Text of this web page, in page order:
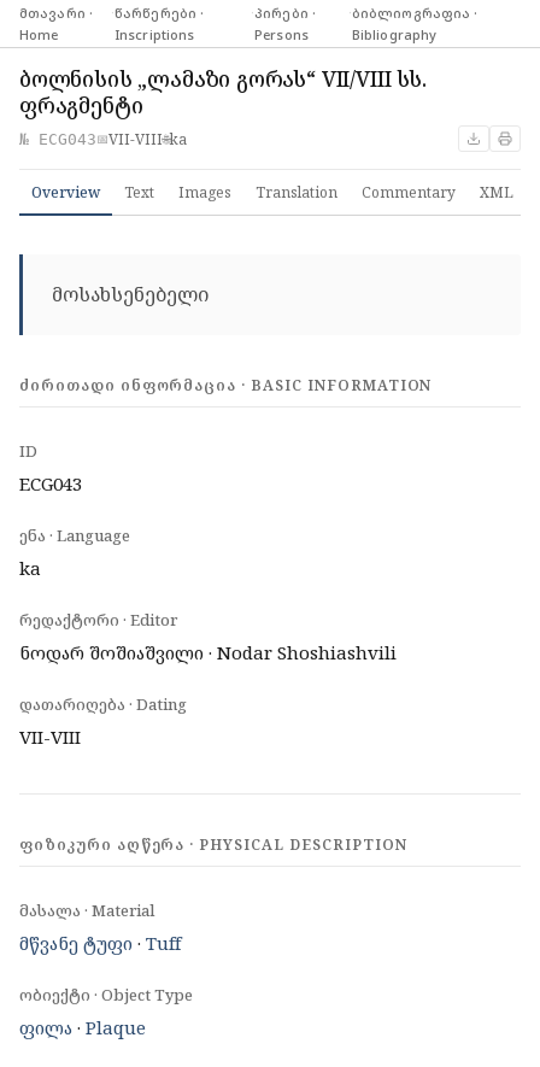
მთავარი ·
Home
·წარწერები ·
Inscriptions
·პირები ·
Persons
·ბიბლიოგრაფია ·
Bibliography
ბოლნისის „ლამაზი გორას“ VII/VIII სს.
ფრაგმენტი
№ ECG043📅VII-VIII🌐ka
Overview Text Images Translation Commentary XML
მოსახსენებელი
ᲫᲘᲠᲘᲗᲐᲓᲘ ᲘᲜᲤᲝᲠᲛᲐᲪᲘᲐ · BASIC INFORMATION
ID
ECG043
ენა · Language
ka
რედაქტორი · Editor
ნოდარ შოშიაშვილი · Nodar Shoshiashvili
დათარიღება · Dating
VII-VIII
ᲤᲘᲖᲘᲙᲣᲠᲘ ᲐᲦᲬᲔᲠᲐ · PHYSICAL DESCRIPTION
მასალა · Material
მწვანე ტუფი · Tuff
ობიექტი · Object Type
ფილა · Plaque